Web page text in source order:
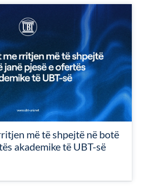
më të shpejtë në botë
akademike të UBT-së